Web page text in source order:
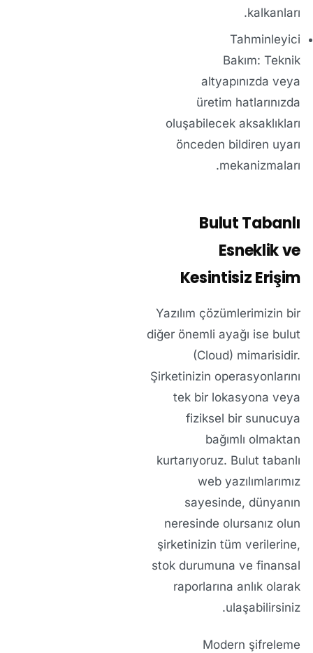
kalkanları.
Tahminleyici
Bakım: Teknik
altyapınızda veya
üretim hatlarınızda
oluşabilecek aksaklıkları
önceden bildiren uyarı
mekanizmaları.
Bulut Tabanlı
Esneklik ve
Kesintisiz Erişim
Yazılım çözümlerimizin bir
diğer önemli ayağı ise bulut
(Cloud) mimarisidir.
Şirketinizin operasyonlarını
tek bir lokasyona veya
fiziksel bir sunucuya
bağımlı olmaktan
kurtarıyoruz. Bulut tabanlı
web yazılımlarımız
sayesinde, dünyanın
neresinde olursanız olun
şirketinizin tüm verilerine,
stok durumuna ve finansal
raporlarına anlık olarak
ulaşabilirsiniz.
Modern şifreleme